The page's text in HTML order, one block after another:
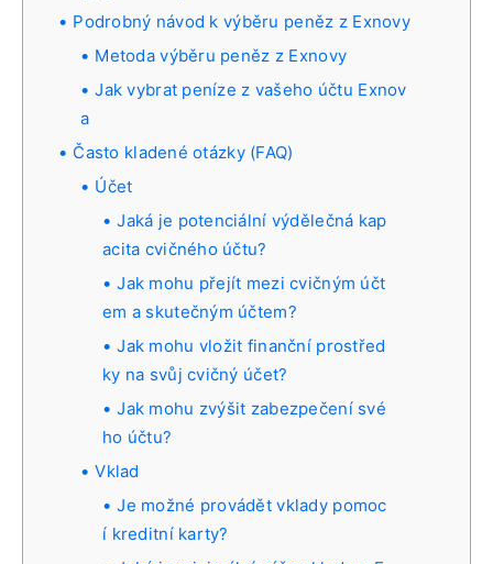
Podrobný návod k výběru peněz z Exnovy
Metoda výběru peněz z Exnovy
Jak vybrat peníze z vašeho účtu Exnov
a
Často kladené otázky (FAQ)
Účet
Jaká je potenciální výdělečná kap
acita cvičného účtu?
Jak mohu přejít mezi cvičným účt
em a skutečným účtem?
Jak mohu vložit finanční prostřed
ky na svůj cvičný účet?
Jak mohu zvýšit zabezpečení své
ho účtu?
Vklad
Je možné provádět vklady pomoc
í kreditní karty?